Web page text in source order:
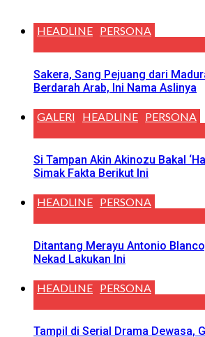
HEADLINE PERSONA
Sakera, Sang Pejuang dari
Berdarah Arab, Ini Nama Aslinya
GALERI HEADLINE PERSONA
Si Tampan Akin Akinozu Bakal
Simak Fakta Berikut Ini
HEADLINE PERSONA
Ditantang Merayu Antonio
Nekad Lakukan Ini
HEADLINE PERSONA
Tampil di Serial Drama Dewasa,